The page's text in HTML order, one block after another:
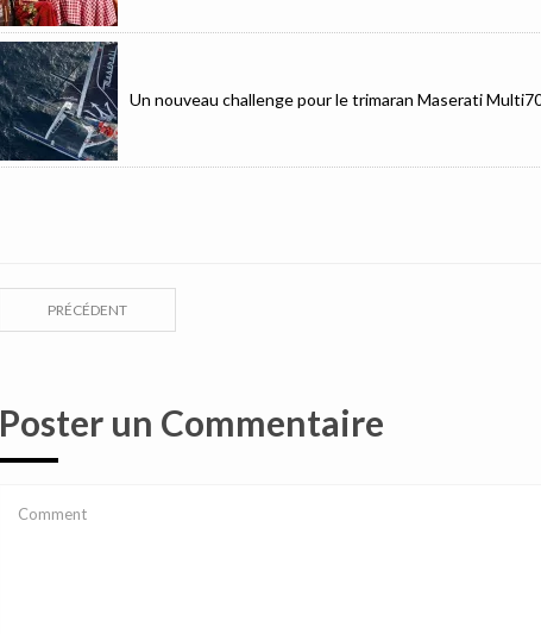
Un nouveau challenge pour le trimaran Maserati
PRÉCÉDENT
Poster un Commentaire